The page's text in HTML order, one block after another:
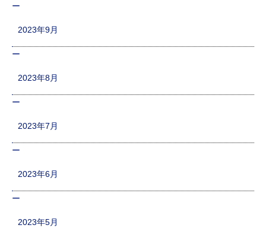
2023年9月
2023年8月
2023年7月
2023年6月
2023年5月